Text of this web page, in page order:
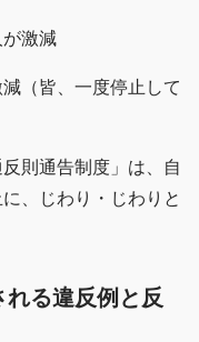
激減
（皆、一度停止して
則通告制度」は、自
、じわり・じわりと
る違反例と反